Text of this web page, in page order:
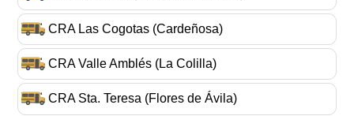
CRA Las Cogotas (Cardeñosa)
CRA Valle Amblés (La Colilla)
CRA Sta. Teresa (Flores de Ávila)